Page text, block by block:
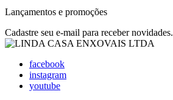
Lançamentos e promoções
Cadastre seu e-mail para receber novidades.
facebook
instagram
youtube